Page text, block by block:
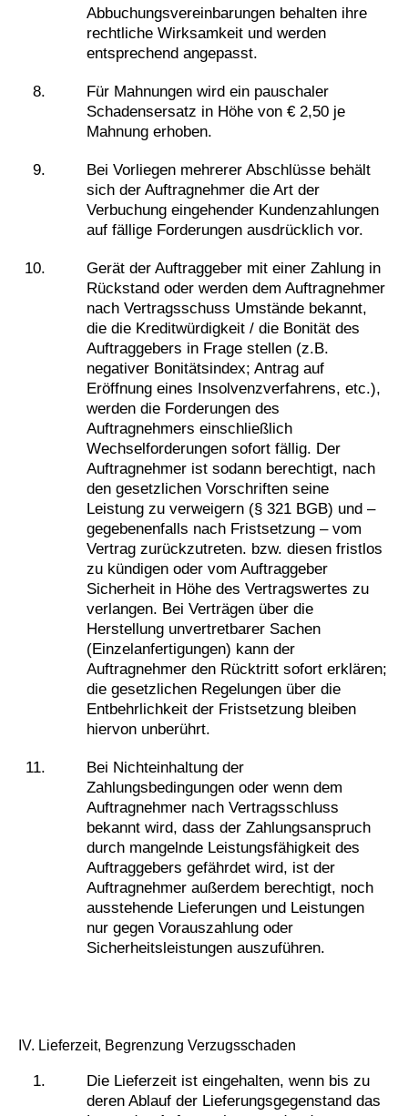
Abbuchungsvereinbarungen behalten ihre
rechtliche Wirksamkeit und werden
entsprechend angepasst.
Für Mahnungen wird ein pauschaler
Schadensersatz in Höhe von € 2,50 je
Mahnung erhoben.
Bei Vorliegen mehrerer Abschlüsse behält
sich der Auftragnehmer die Art der
Verbuchung eingehender Kundenzahlungen
auf fällige Forderungen ausdrücklich vor.
Gerät der Auftraggeber mit einer Zahlung in
Rückstand oder werden dem Auftragnehmer
nach Vertragsschuss Umstände bekannt,
die die Kreditwürdigkeit / die Bonität des
Auftraggebers in Frage stellen (z.B.
negativer Bonitätsindex; Antrag auf
Eröffnung eines Insolvenzverfahrens, etc.),
werden die Forderungen des
Auftragnehmers einschließlich
Wechselforderungen sofort fällig. Der
Auftragnehmer ist sodann berechtigt, nach
den gesetzlichen Vorschriften seine
Leistung zu verweigern (§ 321 BGB) und –
gegebenenfalls nach Fristsetzung – vom
Vertrag zurückzutreten. bzw. diesen fristlos
zu kündigen oder vom Auftraggeber
Sicherheit in Höhe des Vertragswertes zu
verlangen. Bei Verträgen über die
Herstellung unvertretbarer Sachen
(Einzelanfertigungen) kann der
Auftragnehmer den Rücktritt sofort erklären;
die gesetzlichen Regelungen über die
Entbehrlichkeit der Fristsetzung bleiben
hiervon unberührt.
Bei Nichteinhaltung der
Zahlungsbedingungen oder wenn dem
Auftragnehmer nach Vertragsschluss
bekannt wird, dass der Zahlungsanspruch
durch mangelnde Leistungsfähigkeit des
Auftraggebers gefährdet wird, ist der
Auftragnehmer außerdem berechtigt, noch
ausstehende Lieferungen und Leistungen
nur gegen Vorauszahlung oder
Sicherheitsleistungen auszuführen.
IV. Lieferzeit, Begrenzung Verzugsschaden
Die Lieferzeit ist eingehalten, wenn bis zu
deren Ablauf der Lieferungsgegenstand das